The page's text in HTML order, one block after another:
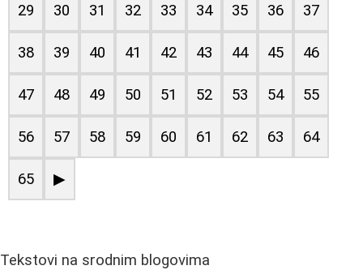
29 30 31 32 33 34 35 36 37
38 39 40 41 42 43 44 45 46
47 48 49 50 51 52 53 54 55
56 57 58 59 60 61 62 63 64
65 ▶
Tekstovi na srodnim blogovima